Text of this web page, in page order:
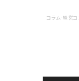
コラム-経営